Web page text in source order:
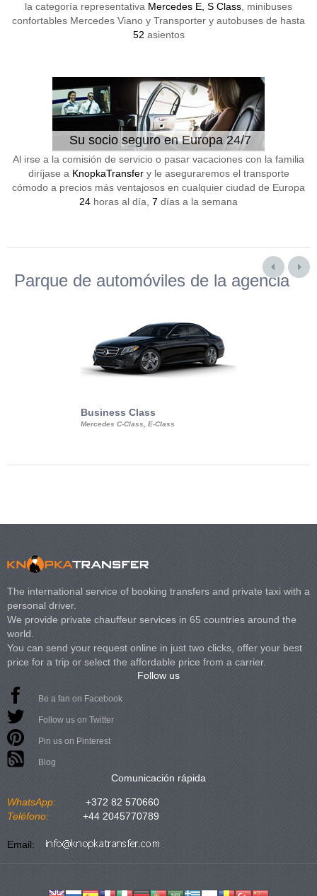
la categoría representativa Mercedes E, S Class , minibuses
confortables Mercedes Viano y Transporter y autobuses de hasta
52 asientos
Su socio seguro en Europa 24/7
Al irse a la comisión de servicio o pasar vacaciones con la familia
diríjase a KnopkaTransfery le aseguraremos el transporte
cómodo a precios más ventajosos en cualquier ciudad de Europa
24 horas al día, 7 días a la semana
Parque de automóviles de la agencia
Business Class
Mercedes C-Class, E-Class
The international service of booking transfers and private taxi with a
personal driver.
We provide private chauffeur services in 65 countries around the
world.
You can send your request online in just two clicks, offer your best
price for a trip or select the affordable price from a carrier.
Follow us
Be a fan on Facebook
Follow us on Twitter
Pin us on Pinterest
Blog
Comunicación rápida
WhatsApp:
+372 82 570660
Teléfono:
+44 2045770789
Email: